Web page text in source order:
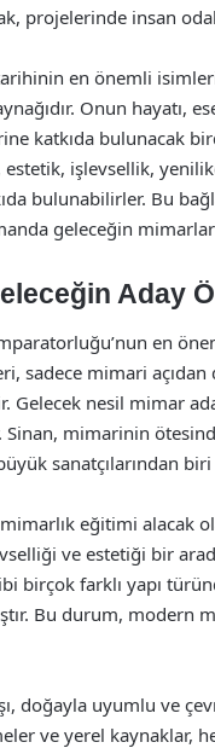
projelerinde insan
en önemli
Onun hayatı,
katkıda bulunacak
estetik, işlevsellik,
bulunabilirler. Bu
geleceğin
Aday
en
sadece mimari
nesil mimar
Sinan, mimarinin
sanatçılarından
eğitimi alacak
ve estetiği bir
birçok farklı yapı
Bu durum, modern
doğayla uyumlu ve
ve yerel